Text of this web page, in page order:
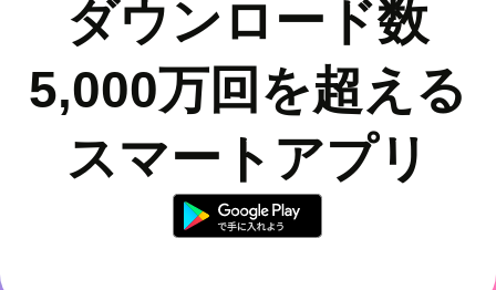
ダウンロード数
5,000万回を超える
スマートアプリ